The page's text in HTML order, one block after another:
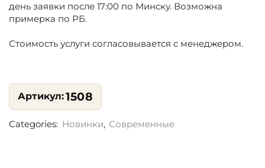
день заявки после 17:00 по Минску. Возможна
примерка по РБ.
Стоимость услуги согласовывается с менеджером.
1508
Categories: Новинки, Современные